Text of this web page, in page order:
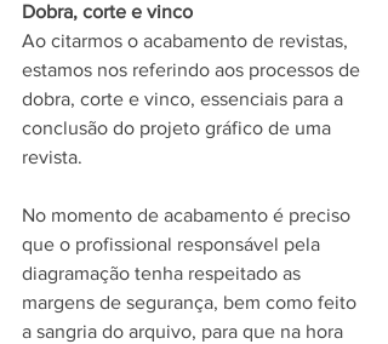
Dobra, corte e vinco
Ao citarmos o acabamento de revistas,
estamos nos referindo aos processos de
dobra, corte e vinco, essenciais para a
conclusão do projeto gráfico de uma
revista.
No momento de acabamento é preciso
que o profissional responsável pela
diagramação tenha respeitado as
margens de segurança, bem como feito
a sangria do arquivo, para que na hora